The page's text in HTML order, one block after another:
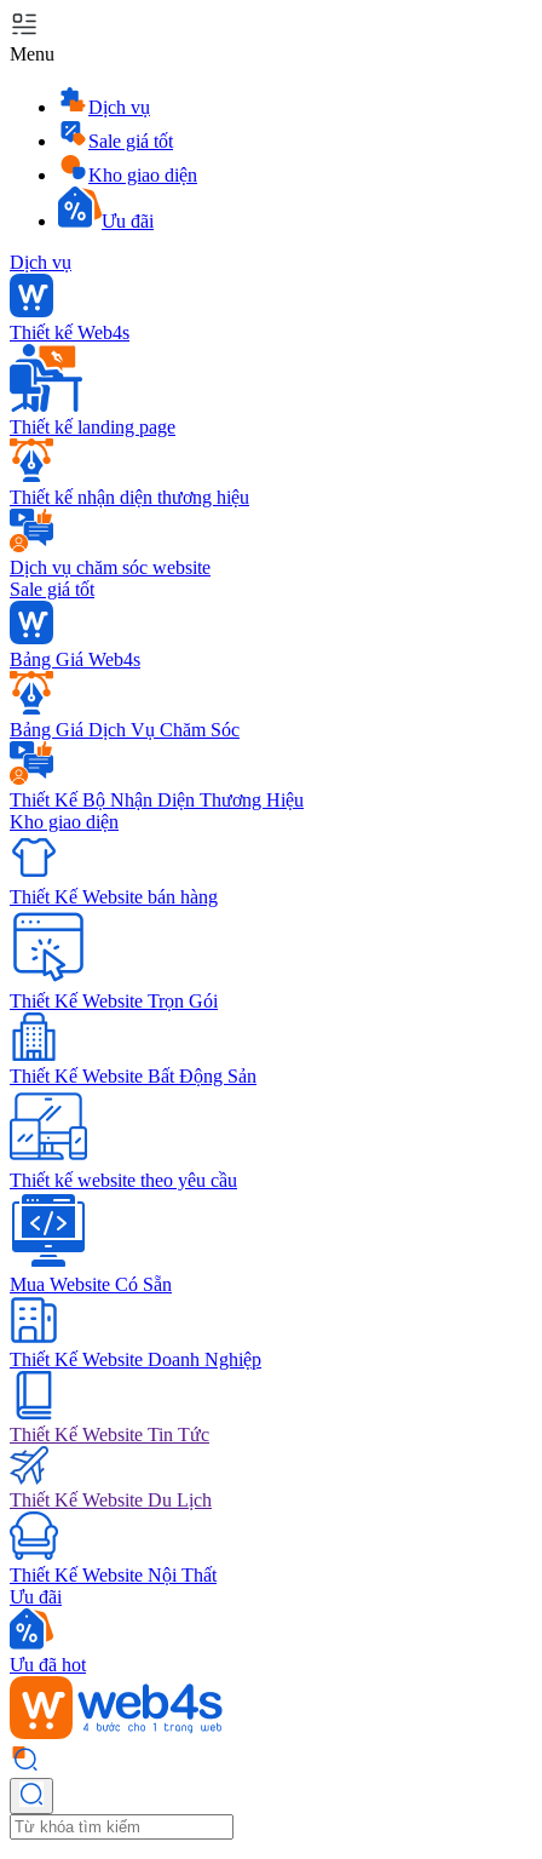
Menu
Dịch vụ
Sale giá tốt
Kho giao diện
Ưu đãi
Dịch vụ
Thiết kế Web4s
Thiết kế landing page
Thiết kế nhận diện thương hiệu
Dịch vụ chăm sóc website
Sale giá tốt
Bảng Giá Web4s
Bảng Giá Dịch Vụ Chăm Sóc
Thiết Kế Bộ Nhận Diện Thương Hiệu
Kho giao diện
Thiết Kế Website bán hàng
Thiết Kế Website Trọn Gói
Thiết Kế Website Bất Động Sản
Thiết kế website theo yêu cầu
Mua Website Có Sẵn
Thiết Kế Website Doanh Nghiệp
Thiết Kế Website Tin Tức
Thiết Kế Website Du Lịch
Thiết Kế Website Nội Thất
Ưu đãi
Ưu đã hot